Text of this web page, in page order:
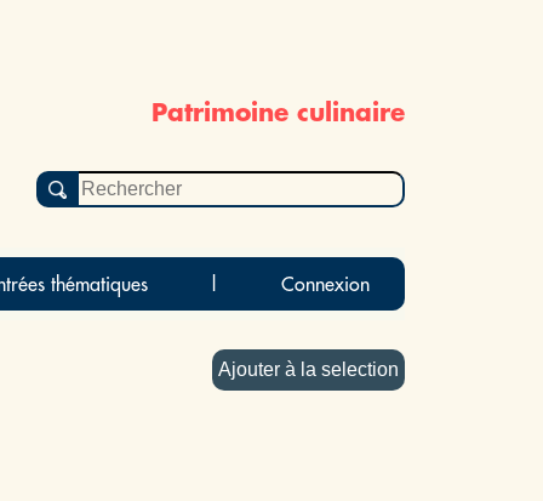
Patrimoine culinaire
thématiques Connexion
Ajouter à la selection